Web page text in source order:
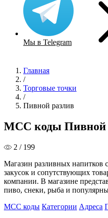
Мы в Telegram
Главная
/
Торговые точки
/
Пивной разлив
MCC коды Пивной
2 / 199
Магазин разливных напитков
закусок и сопутствующих
компании. В магазине
пиво, снеки, рыба и
MCC коды Категории Адреса